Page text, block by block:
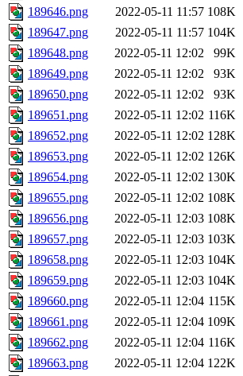
189646.png
2022-05-11 11:57 108K
189647.png
2022-05-11 11:57 104K
189648.png
2022-05-11 12:02
99K
189649.png
2022-05-11 12:02
93K
189650.png
2022-05-11 12:02
93K
189651.png
2022-05-11 12:02 116K
189652.png
2022-05-11 12:02 128K
189653.png
2022-05-11 12:02 126K
189654.png
2022-05-11 12:02 130K
189655.png
2022-05-11 12:02 108K
189656.png
2022-05-11 12:03 108K
189657.png
2022-05-11 12:03 103K
189658.png
2022-05-11 12:03 104K
189659.png
2022-05-11 12:03 104K
189660.png
2022-05-11 12:04 115K
189661.png
2022-05-11 12:04 109K
189662.png
2022-05-11 12:04 116K
189663.png
2022-05-11 12:04 122K